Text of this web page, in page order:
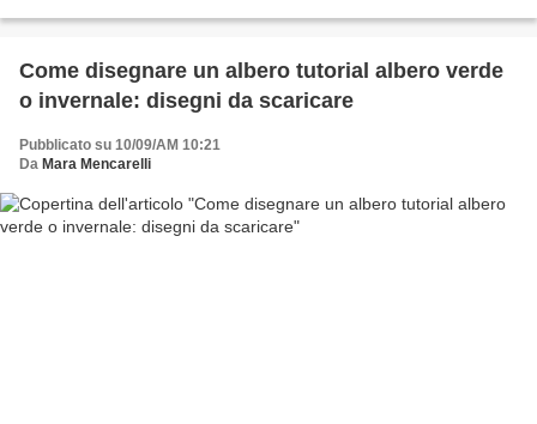
Come disegnare un albero tutorial albero verde
o invernale: disegni da scaricare
Pubblicato su 10/09/AM 10:21
Da Mara Mencarelli